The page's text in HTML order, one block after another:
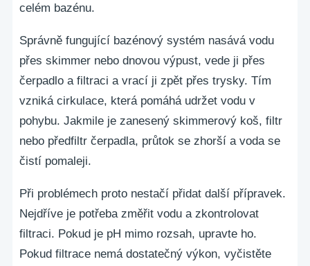
celém bazénu.
Správně fungující bazénový systém nasává vodu
přes skimmer nebo dnovou výpust, vede ji přes
čerpadlo a filtraci a vrací ji zpět přes trysky. Tím
vzniká cirkulace, která pomáhá udržet vodu v
pohybu. Jakmile je zanesený skimmerový koš, filtr
nebo předfiltr čerpadla, průtok se zhorší a voda se
čistí pomaleji.
Při problémech proto nestačí přidat další přípravek.
Nejdříve je potřeba změřit vodu a zkontrolovat
filtraci. Pokud je pH mimo rozsah, upravte ho.
Pokud filtrace nemá dostatečný výkon, vyčistěte